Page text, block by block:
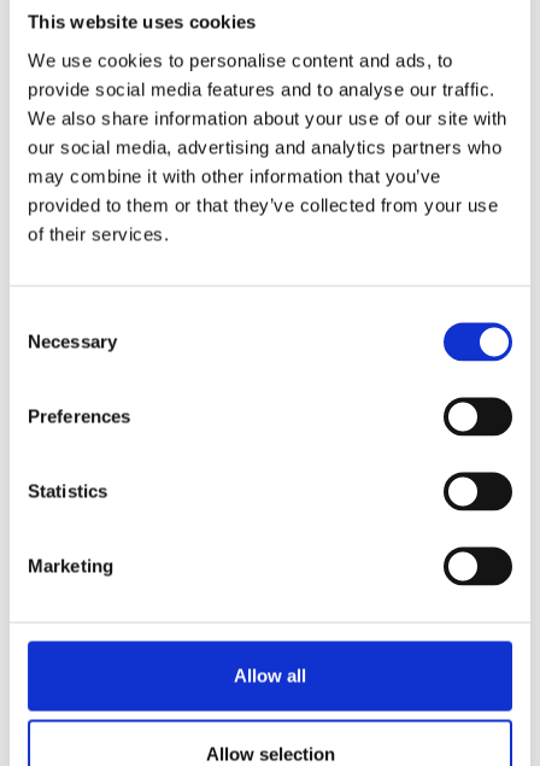
This website uses cookies
We use cookies to personalise content and ads, to
provide social media features and to analyse our traffic.
We also share information about your use of our site with
our social media, advertising and analytics partners who
may combine it with other information that you’ve
provided to them or that they’ve collected from your use
of their services.
Selection
Necessary
Preferences
Statistics
Marketing
Allow all
Allow selection
Questo set di servizi MDB è stato sviluppato
appositamente per la serie Bolero per consentire loro di
connettersi a un sistema di pagamento online. La
connettività offre molte opportunità, ad esempio per
pianificare i controlli e le manutenzioni in modo più
efficiente e ridurre i tempi di fermo macchina. Chiedi a
Bravilor Bonamat informazioni sulla telemetria e altre
opzioni.
Visualizza prodotto
Bolero 11 (Senza acqua